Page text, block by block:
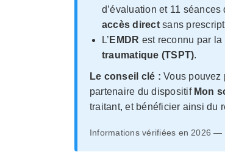
d’évaluation et 11
accès directsans
L’ EMDR est reconnu par la
traumatique (TSPT).
Le conseil clé : Vous pouvez
partenaire du dispositif Mon
traitant, et bénéficier ainsi du
Informations vérifiées en 2026 —